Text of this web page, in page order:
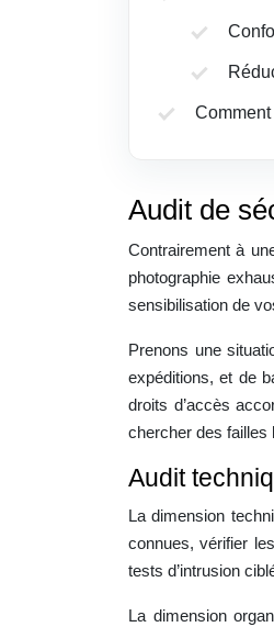
Audit de
Contrairement à
photographie
sensibilisation de
Prenons une
expéditions, et de
droits d’accès
chercher des failles
Audit
La dimension
connues, vérifier
tests d’intrusion
La dimension